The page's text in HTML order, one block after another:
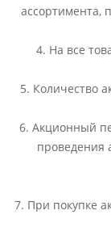
ассортимента,
4. На все
5. Количество
6. Акционный
проведения
7. При покупке